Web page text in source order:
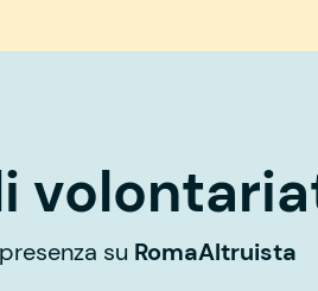
su RomaAltruista